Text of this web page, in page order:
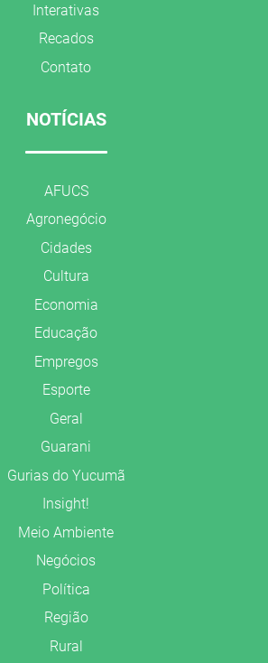
Interativas
Recados
Contato
NOTÍCIAS
AFUCS
Agronegócio
Cidades
Cultura
Economia
Educação
Empregos
Esporte
Geral
Guarani
Gurias do Yucumã
Insight!
Meio Ambiente
Negócios
Política
Região
Rural